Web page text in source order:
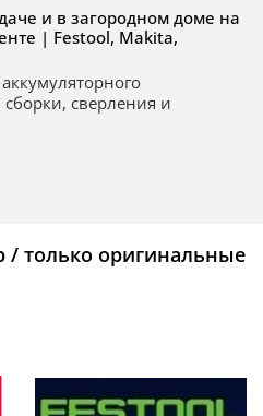
и в загородном доме на
| Festool, Makita,
сверления и
только оригинальные